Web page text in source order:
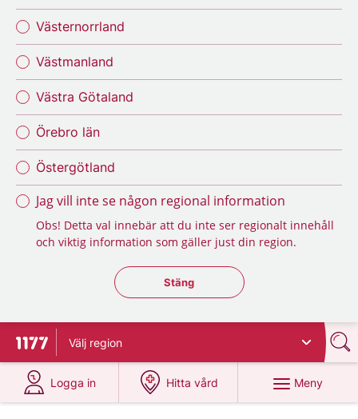
Västernorrland
Västmanland
Västra Götaland
Örebro län
Östergötland
Jag vill inte se någon regional information
Obs! Detta val innebär att du inte ser regionalt innehåll
och viktig information som gäller just din region.
Stäng regionsväljaren
Stäng
Till startsidan för 1177
Välj region
Logga in
på 1177.se
Hitta vård
på 1177.se
Meny